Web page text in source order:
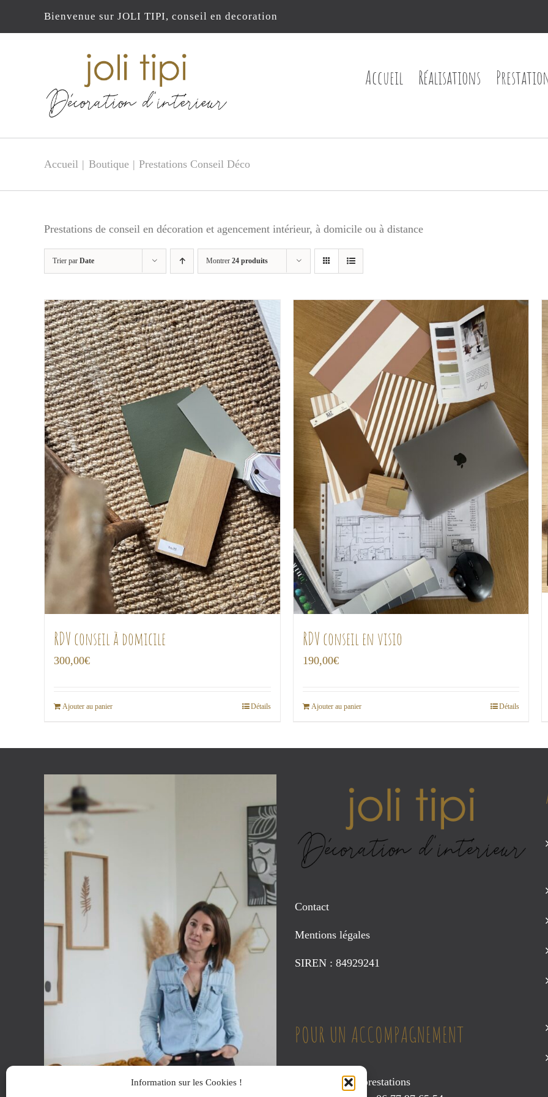
Information sur les Cookies !
Bienvenue sur JOLI TIPI, conseil en decoration
Accueil Réalisations
Accueil Boutique Prestations Conseil Déco
Prestations de conseil en décoration et agencement intérieur, à domicile ou à distance
Trier par Date Montrer 24 produits
RDV conseil à domicile
300,00€
Ajouter au panier Détails
RDV conseil en visio
190,00€
Ajouter au panier Détails
Contact
Mentions légales
SIREN : 84929241
POUR UN ACCOMPAGNEMENT
Consultez mes prestations